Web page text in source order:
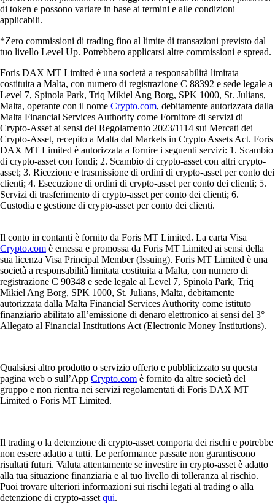
di token e possono variare in base ai termini e alle condizioni
applicabili.
*Zero commissioni di trading fino al limite di transazioni previsto dal
tuo livello Level Up. Potrebbero applicarsi altre commissioni e spread.
Foris DAX MT Limited è una società a responsabilità limitata
costituita a Malta, con numero di registrazione C 88392 e sede legale a
Level 7, Spinola Park, Triq Mikiel Ang Borg, SPK 1000, St. Julians,
Malta, operante con il nome Crypto.com, debitamente autorizzata dalla
Malta Financial Services Authority come Fornitore di servizi di
Crypto-Asset ai sensi del Regolamento 2023/1114 sui Mercati dei
Crypto-Asset, recepito a Malta dal Markets in Crypto Assets Act. Foris
DAX MT Limited è autorizzata a fornire i seguenti servizi: 1. Scambio
di crypto-asset con fondi; 2. Scambio di crypto-asset con altri crypto-
asset; 3. Ricezione e trasmissione di ordini di crypto-asset per conto dei
clienti; 4. Esecuzione di ordini di crypto-asset per conto dei clienti; 5.
Servizi di trasferimento di crypto-asset per conto dei clienti; 6.
Custodia e gestione di crypto-asset per conto dei clienti.
Il conto in contanti è fornito da Foris MT Limited. La carta Visa
Crypto.com è emessa e promossa da Foris MT Limited ai sensi della
sua licenza Visa Principal Member (Issuing). Foris MT Limited è una
società a responsabilità limitata costituita a Malta, con numero di
registrazione C 90348 e sede legale al Level 7, Spinola Park, Triq
Mikiel Ang Borg, SPK 1000, St. Julians, Malta, debitamente
autorizzata dalla Malta Financial Services Authority come istituto
finanziario abilitato all’emissione di denaro elettronico ai sensi del 3°
Allegato al Financial Institutions Act (Electronic Money Institutions).
Qualsiasi altro prodotto o servizio offerto e pubblicizzato su questa
pagina web o sull’App Crypto.com è fornito da altre società del
gruppo e non rientra nei servizi regolamentati di Foris DAX MT
Limited o Foris MT Limited.
Il trading o la detenzione di crypto-asset comporta dei rischi e potrebbe
non essere adatto a tutti. Le performance passate non garantiscono
risultati futuri. Valuta attentamente se investire in crypto-asset è adatto
alla tua situazione finanziaria e al tuo livello di tolleranza al rischio.
Puoi trovare ulteriori informazioni sui rischi legati al trading o alla
detenzione di crypto-asset qui.